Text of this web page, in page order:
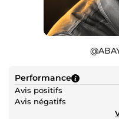
@
Performance
Avis positifs
Avis négatifs